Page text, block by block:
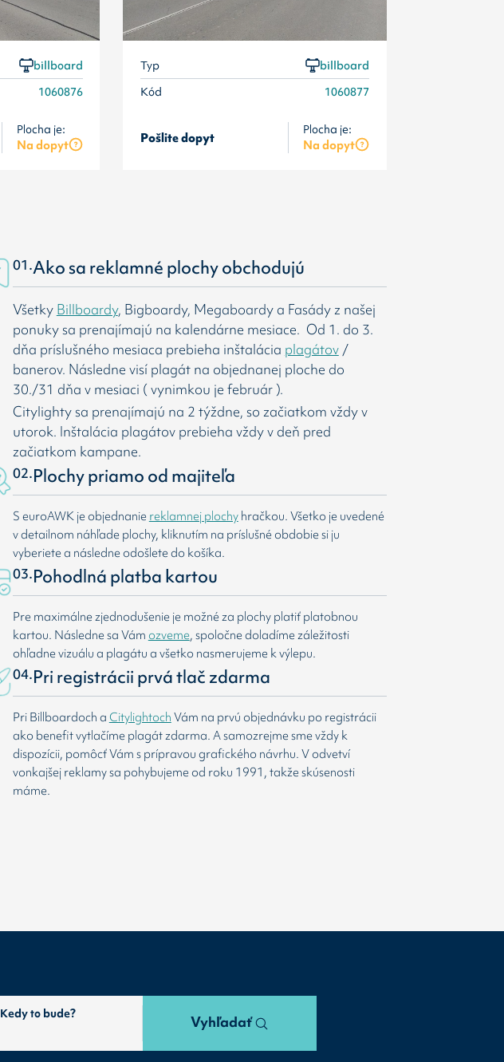
billboard
1060876
Plocha je:
Na dopyt
Typ
billboard
Kód
1060877
Pošlite dopyt Plocha je:
Na dopyt
01.Ako sa reklamné plochy obchodujú
Všetky Billboardy, Bigboardy, Megaboardy a Fasády z našej
ponuky sa prenajímajú na kalendárne mesiace. Od 1. do 3.
dňa príslušného mesiaca prebieha inštalácia plagátov/
banerov. Následne visí plagát na objednanej ploche do
30./31 dňa v mesiaci ( vynimkou je február ).
Citylighty sa prenajímajú na 2 týždne, so začiatkom vždy v
utorok. Inštalácia plagátov prebieha vždy v deň pred
začiatkom kampane.
02.Plochy priamo od majiteľa
S euroAWK je objednanie reklamnej plochyhračkou. Všetko je uvedené
v detailnom náhľade plochy, kliknutím na príslušné obdobie si ju
vyberiete a následne odošlete do košíka.
03.Pohodlná platba kartou
Pre maximálne zjednodušenie je možné za plochy platiť platobnou
kartou. Následne sa Vámozveme, spoločne doladíme záležitosti
ohľadne vizuálu a plagátu a všetko nasmerujeme k výlepu.
04.Pri registrácii prvá tlač zdarma
Pri Billboardoch aCitylightochVám na prvú objednávku po registrácii
ako benefit vytlačíme plagát zdarma. A samozrejme sme vždy k
dispozícii, pomôcť Vám s prípravou grafického návrhu. V odvetví
vonkajšej reklamy sa pohybujeme od roku 1991, takže skúsenosti
máme.
Kedy to bude? Vyhľadať